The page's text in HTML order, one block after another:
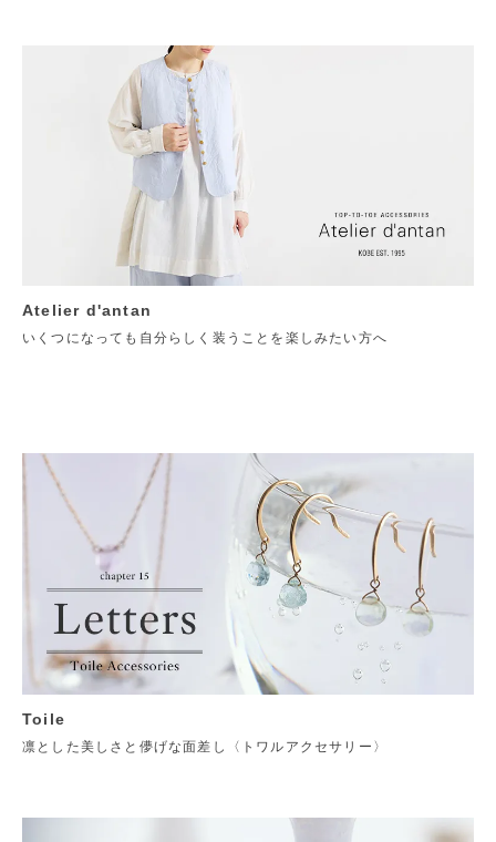
Atelier d'antan
いくつになっても自分らしく装うことを楽しみたい方へ
Toile
凛とした美しさと儚げな面差し〈トワルアクセサリー〉